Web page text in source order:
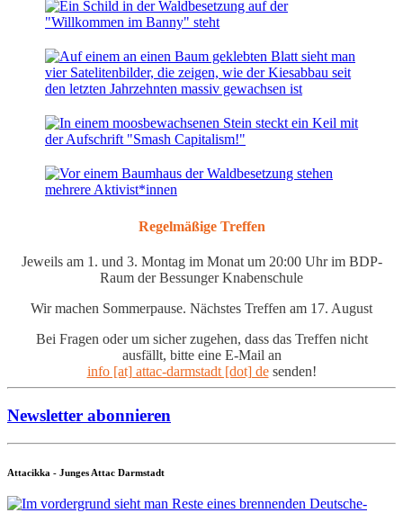
Regelmäßige Treffen
Jeweils am 1. und 3. Montag im Monat um 20:00 Uhr im BDP-
Raum der Bessunger Knabenschule
Wir machen Sommerpause. Nächstes Treffen am 17. August
Bei Fragen oder um sicher zugehen, dass das Treffen nicht
ausfällt, bitte eine E-Mail an
info [at] attac-darmstadt [dot] desenden!
Newsletter abonnieren
Attacikka - Junges Attac Darmstadt